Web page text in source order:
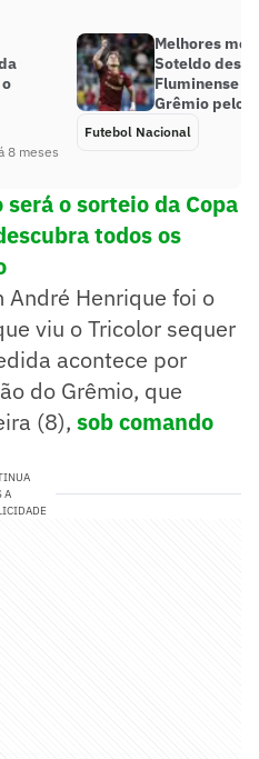
8 meses
Melhores
Soteldo
Fluminense
Grêmio pelo
Futebol Nacional
o sorteio da Copa
todos os
André Henrique foi o
viu o Tricolor sequer
acontece por
do Grêmio, que
(8), sob comando
A